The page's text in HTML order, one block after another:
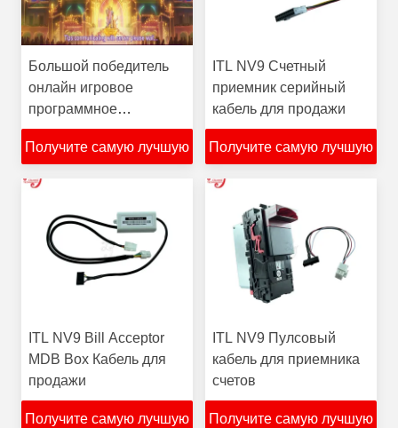
Большой победитель
онлайн игровое
программное
обеспечение играть на
телефоне Компьютер
Получите самую лучшую
ITL NV9 Счетный
приемник серийный
кабель для продажи
Получите самую лучшую
ITL NV9 Bill Acceptor
MDB Box Кабель для
продажи
Получите самую лучшую
ITL NV9 Пулсовый
кабель для приемника
счетов
Получите самую лучшую